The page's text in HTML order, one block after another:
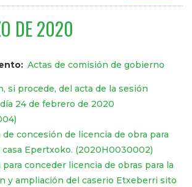
DE 2020
Actas de comisión de gobierno
si procede, del acta de la sesión
24 de febrero de 2020
de concesión de licencia de obra para
Epertxoko. (2020H0030002)
conceder licencia de obras para la
y ampliación del caserio Etxeberri sito